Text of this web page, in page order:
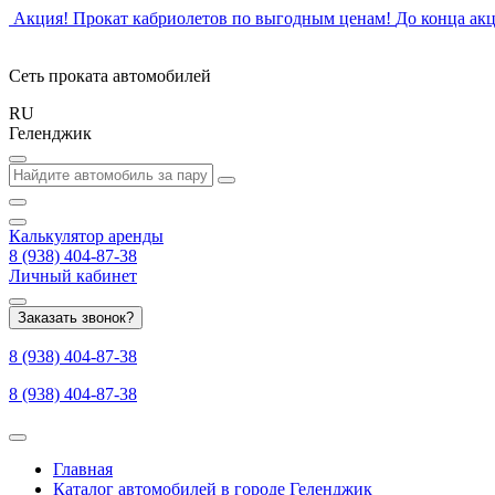
Акция! Прокат кабриолетов по выгодным ценам! До конца
Сеть проката автомобилей
RU
Геленджик
Калькулятор аренды
8 (938) 404-87-38
Личный кабинет
Заказать звонок?
8 (938) 404-87-38
8 (938) 404-87-38
Главная
Каталог автомобилей в городе Геленджик